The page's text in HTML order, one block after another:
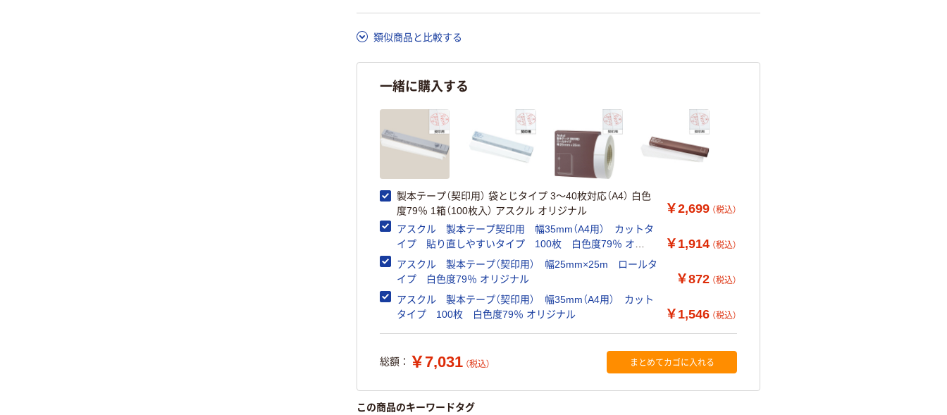
類似商品と比較する
一緒に購入する
製本テープ（契印用） 袋とじタイプ 3～40枚対応（A4） 白色
度79％ 1箱（100枚入） アスクル オリジナル
￥2,699 （税込）
アスクル 製本テープ契印用 幅35mm（A4用） カットタ
イプ 貼り直しやすいタイプ 100枚 白色度79％ オリ
ジナル
￥1,914 （税込）
アスクル 製本テープ（契印用） 幅25mm×25m ロールタ
イプ 白色度79％ オリジナル
￥872 （税込）
アスクル 製本テープ（契印用） 幅35mm（A4用） カット
タイプ 100枚 白色度79％ オリジナル
￥1,546 （税込）
総額： ￥7,031 （税込） まとめてカゴに入れる
この商品のキーワードタグ